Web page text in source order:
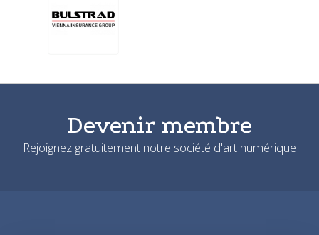
Devenir membre
Rejoignez gratuitement notre société d'art numérique